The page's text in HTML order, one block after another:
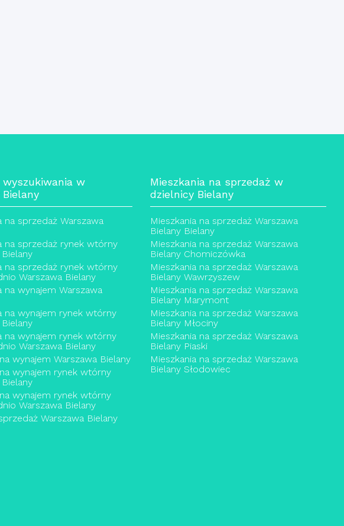
wyszukiwania w
na sprzedaż Warszawa
na sprzedaż rynek wtórny
na sprzedaż rynek wtórny
Warszawa Bielany
na wynajem Warszawa
na wynajem rynek wtórny
na wynajem rynek wtórny
Warszawa Bielany
wynajem Warszawa Bielany
wynajem rynek wtórny
wynajem rynek wtórny
Warszawa Bielany
Warszawa Bielany
Mieszkania na sprzedaż w
dzielnicy Bielany
Mieszkania na sprzedaż Warszawa
Bielany Bielany
Mieszkania na sprzedaż Warszawa
Bielany Chomiczówka
Mieszkania na sprzedaż Warszawa
Bielany Wawrzyszew
Mieszkania na sprzedaż Warszawa
Bielany Marymont
Mieszkania na sprzedaż Warszawa
Bielany Młociny
Mieszkania na sprzedaż Warszawa
Bielany Piaski
Mieszkania na sprzedaż Warszawa
Bielany Słodowiec